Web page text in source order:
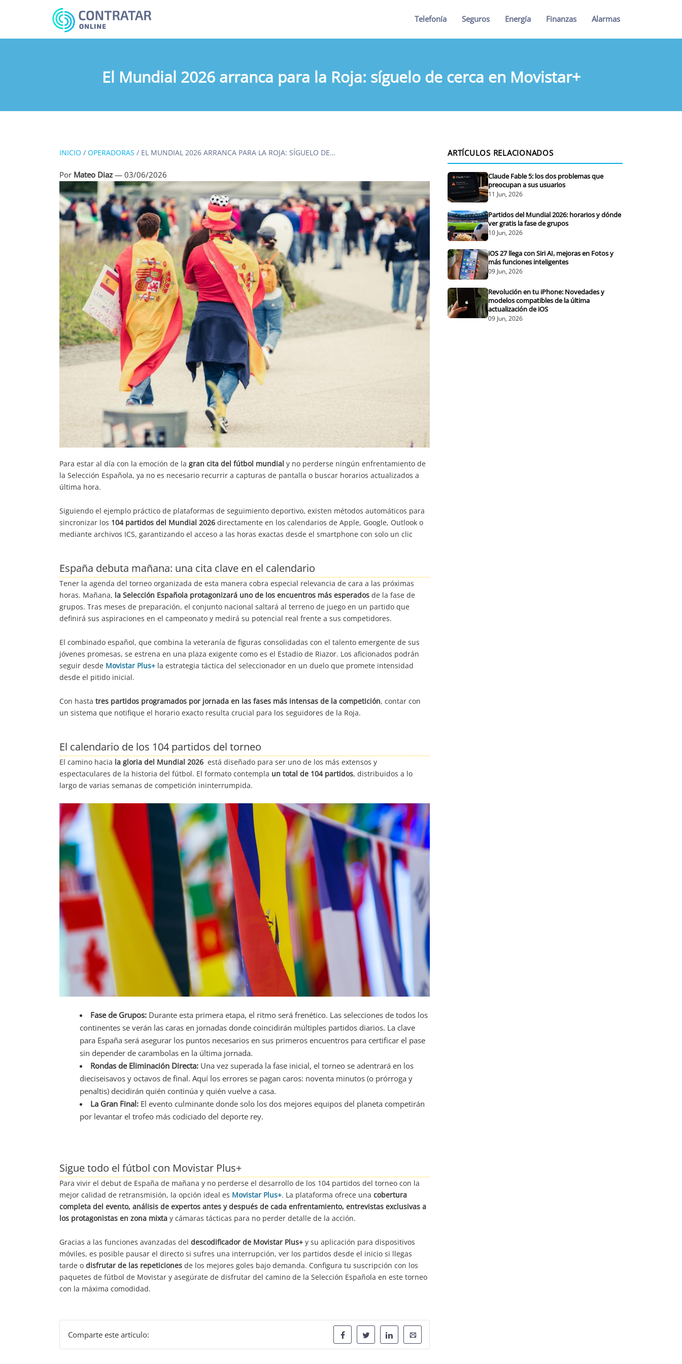
Busca
algo...
Telefonía Seguros Energía Finanzas Alarmas
El Mundial 2026 arranca para la Roja: síguelo de cerca en Movistar+
INICIO / OPERADORAS / EL MUNDIAL 2026 ARRANCA PARA LA ROJA: SÍGUELO DE…
Por Mateo Diaz — 03/06/2026
Para estar al día con la emoción de la gran cita del fútbol mundial y no perderse ningún enfrentamiento de
la Selección Española, ya no es necesario recurrir a capturas de pantalla o buscar horarios actualizados a
última hora.
Siguiendo el ejemplo práctico de plataformas de seguimiento deportivo, existen métodos automáticos para
sincronizar los 104 partidos del Mundial 2026 directamente en los calendarios de Apple, Google, Outlook o
mediante archivos ICS, garantizando el acceso a las horas exactas desde el smartphone con solo un clic
España debuta mañana: una cita clave en el calendario
Tener la agenda del torneo organizada de esta manera cobra especial relevancia de cara a las próximas
horas. Mañana, la Selección Española protagonizará uno de los encuentros más esperados de la fase de
grupos. Tras meses de preparación, el conjunto nacional saltará al terreno de juego en un partido que
definirá sus aspiraciones en el campeonato y medirá su potencial real frente a sus competidores.
El combinado español, que combina la veteranía de figuras consolidadas con el talento emergente de sus
jóvenes promesas, se estrena en una plaza exigente como es el Estadio de Riazor. Los aficionados podrán
seguir desde Movistar Plus+ la estrategia táctica del seleccionador en un duelo que promete intensidad
desde el pitido inicial.
Con hasta tres partidos programados por jornada en las fases más intensas de la competición, contar con
un sistema que notifique el horario exacto resulta crucial para los seguidores de la Roja.
El calendario de los 104 partidos del torneo
El camino hacia la gloria del Mundial 2026 está diseñado para ser uno de los más extensos y
espectaculares de la historia del fútbol. El formato contempla un total de 104 partidos, distribuidos a lo
largo de varias semanas de competición ininterrumpida.
Fase de Grupos: Durante esta primera etapa, el ritmo será frenético. Las selecciones de todos los
continentes se verán las caras en jornadas donde coincidirán múltiples partidos diarios. La clave
para España será asegurar los puntos necesarios en sus primeros encuentros para certificar el pase
sin depender de carambolas en la última jornada.
Rondas de Eliminación Directa: Una vez superada la fase inicial, el torneo se adentrará en los
dieciseisavos y octavos de final. Aquí los errores se pagan caros: noventa minutos (o prórroga y
penaltis) decidirán quién continúa y quién vuelve a casa.
La Gran Final: El evento culminante donde solo los dos mejores equipos del planeta competirán
por levantar el trofeo más codiciado del deporte rey.
Sigue todo el fútbol con Movistar Plus+
Para vivir el debut de España de mañana y no perderse el desarrollo de los 104 partidos del torneo con la
mejor calidad de retransmisión, la opción ideal es Movistar Plus+. La plataforma ofrece una cobertura
completa del evento, análisis de expertos antes y después de cada enfrentamiento, entrevistas exclusivas a
los protagonistas en zona mixta y cámaras tácticas para no perder detalle de la acción.
Gracias a las funciones avanzadas del descodificador de Movistar Plus+ y su aplicación para dispositivos
móviles, es posible pausar el directo si sufres una interrupción, ver los partidos desde el inicio si llegas
tarde o disfrutar de las repeticiones de los mejores goles bajo demanda. Configura tu suscripción con los
paquetes de fútbol de Movistar y asegúrate de disfrutar del camino de la Selección Española en este torneo
con la máxima comodidad.
Comparte este artículo:
ARTÍCULOS RELACIONADOS
Claude Fable 5: los dos problemas que
preocupan a sus usuarios
11 Jun, 2026
Partidos del Mundial 2026: horarios y dónde
ver gratis la fase de grupos
10 Jun, 2026
iOS 27 llega con Siri AI, mejoras en Fotos y
más funciones inteligentes
09 Jun, 2026
Revolución en tu iPhone: Novedades y
modelos compatibles de la última
actualización de iOS
09 Jun, 2026